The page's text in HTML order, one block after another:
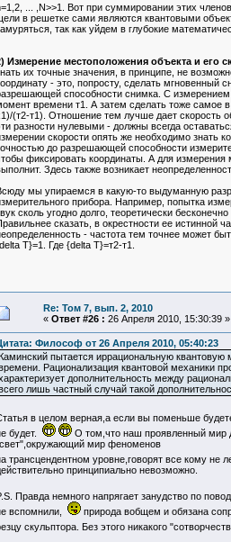
... ,N>>1. Вот при суммировании этих
в решетке сами являются квантовыми
так как уйдем в глубокие
Измерение местоположения объекта и его
их точные значения, в принципе, не
- это, попросту, сделать мгновенный
способности снимка. С измерением
времени т1. А затем сделать тоже самое
(т2-т1). Отношение тем лучше дает скорость
разности нулевыми - должны всегда
скорости опять же необходимо знать
до разрешающей способности
фиксировать координаты. А для измерения
Здесь также возникает
мы упираемся в какую-то выдуманную
прибора. Например, попытка
сколь угодно долго, теоретически
сказать, в окрестности ее
- частота тем точнее может
T}=1. Где {delta T}=т2-т1.
Re: Том 7, вып. 2, 2010
« Ответ #26 : 26 Апреля 2010, 15:30:39 »
Философ от 26 Апреля 2010, 05:40:23
Каминский пытается иррациональную
Рационализация квантовой механики
дополнительность между
лишь частный случай такой
в целом верная,а если вы поменьше
будет.
О том,что наш проявленный мир
мир феноменов
трансцендентном уровне,говорят все кому не
принципиально невозможно.
Правда немного напрягает занудство по
вспомнили,
природа вобщем и обязана
скульптора. Без этого никакого